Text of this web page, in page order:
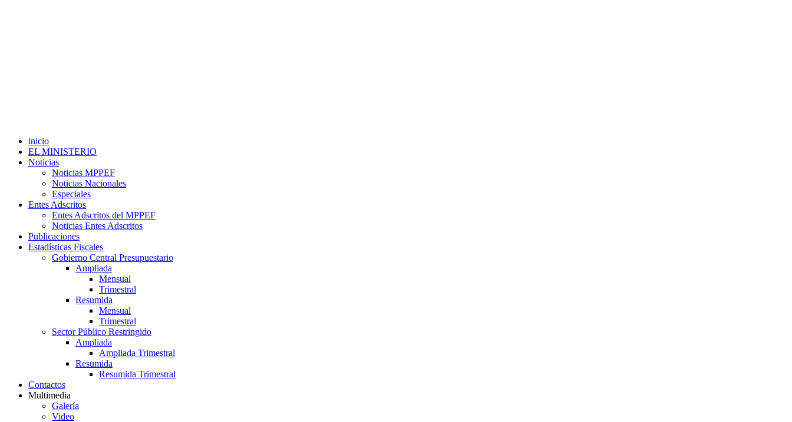
inicio
EL MINISTERIO
Noticias
Noticias MPPEF
Noticias Nacionales
Especiales
Entes Adscritos
Entes Adscritos del MPPEF
Noticias Entes Adscritos
Publicaciones
Estadísticas Fiscales
Gobierno Central Presupuestario
Ampliada
Mensual
Trimestral
Resumida
Mensual
Trimestral
Sector Público Restringido
Ampliada
Ampliada Trimestral
Resumida
Resumida Trimestral
Contactos
Multimedia
Galería
Video